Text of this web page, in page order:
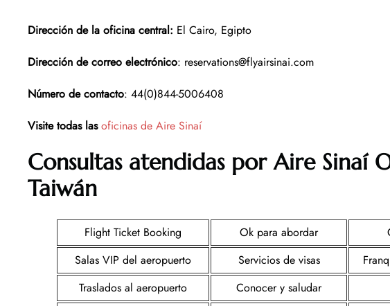
Dirección de la oficina central: El Cairo, Egipto
Dirección de correo electrónico: reservations@flyairsinai.com
Número de contacto: 44(0)844-5006408
Visite todas las oficinas de Aire Sinaí
Consultas atendidas por Aire Sinaí
Taiwán
Flight Ticket Booking Ok para abordar
Salas VIP del aeropuerto
Servicios de visas
Traslados al aeropuerto
Conocer y saludar